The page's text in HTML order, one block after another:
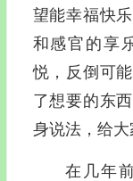
望能幸福快
和感官的享
悦，反倒可
了想要的东
身说法，给大
在几年